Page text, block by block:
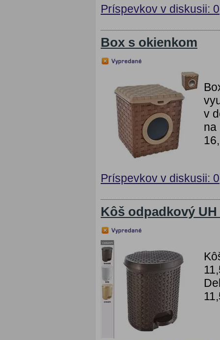
Príspevkov v diskusii: 0
Box s okienkom
v
na
Príspevkov v diskusii: 0
Kôš odpadkový UH